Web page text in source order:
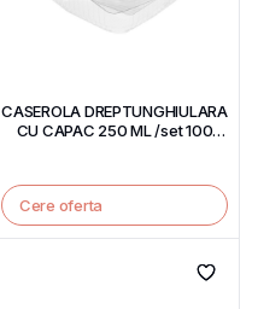
CASEROLA DREPTUNGHIULARA
CU CAPAC 250 ML /set 100
Cere oferta